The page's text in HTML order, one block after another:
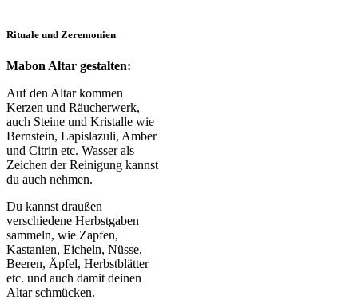
Rituale und Zeremonien
Mabon Altar gestalten:
Auf den Altar kommen
Kerzen und Räucherwerk,
auch Steine und Kristalle wie
Bernstein, Lapislazuli, Amber
und Citrin etc. Wasser als
Zeichen der Reinigung kannst
du auch nehmen.
Du kannst draußen
verschiedene Herbstgaben
sammeln, wie Zapfen,
Kastanien, Eicheln, Nüsse,
Beeren, Äpfel, Herbstblätter
etc. und auch damit deinen
Altar schmücken.